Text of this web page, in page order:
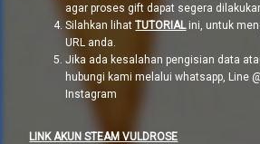
agar proses gift dapat segera
Silahkan lihatTUTORIALini, untuk
URL anda.
Jika ada kesalahan pengisian data
hubungi kami melalui whatsapp, Line
Instagram
LINK AKUN STEAM VULDROSE